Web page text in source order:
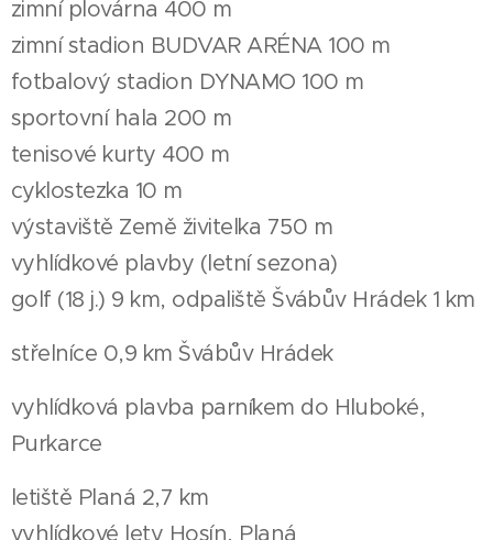
zimní plovárna 400 m
zimní stadion BUDVAR ARÉNA 100 m
fotbalový stadion DYNAMO 100 m
sportovní hala 200 m
tenisové kurty 400 m
cyklostezka 10 m
výstaviště Země živitelka 750 m
vyhlídkové plavby (letní sezona)
golf (18 j.) 9 km, odpaliště Švábův Hrádek 1 km
střelníce 0,9 km Švábův Hrádek
vyhlídková plavba parníkem do Hluboké,
Purkarce
letiště Planá 2,7 km
vyhlídkové lety Hosín, Planá